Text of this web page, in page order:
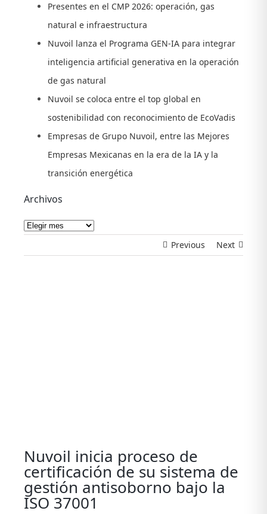
Previous Next
Nuvoil inicia proceso de
certificación de su sistema de
gestión antisoborno bajo la
ISO 37001
Presentes en el CMP 2026: operación, gas
natural e infraestructura
Nuvoil lanza el Programa GEN-IA para integrar
inteligencia artificial generativa en la operación
de gas natural
Nuvoil se coloca entre el top global en
sostenibilidad con reconocimiento de EcoVadis
Empresas de Grupo Nuvoil, entre las Mejores
Empresas Mexicanas en la era de la IA y la
transición energética
Archivos
Archivos